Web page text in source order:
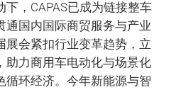
，CAPAS已成为链接整车
通国内国际商贸服务与产业
展会紧扣行业变革趋势，立
助力商用车电动化与场景化
循环经济。今年新能源与智